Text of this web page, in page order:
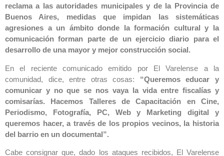
reclama a las autoridades municipales y de la Provincia de
Buenos Aires, medidas que impidan las sistemáticas
agresiones a un ámbito donde la formación cultural y la
comunicación forman parte de un ejercicio diario para el
desarrollo de una mayor y mejor construcción social.
En el reciente comunicado emitido por El Varelense a la
comunidad, dice, entre otras cosas: “Queremos educar y
comunicar y no que se nos vaya la vida entre fiscalías y
comisarías. Hacemos Talleres de Capacitación en Cine,
Periodismo, Fotografía, PC, Web y Marketing digital y
queremos hacer, a través de los propios vecinos, la historia
del barrio en un documental”.
Cabe consignar que, dado los ataques recibidos, El Varelense